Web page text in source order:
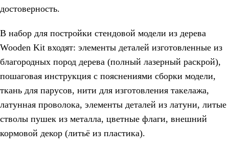
достоверность.
В набор для постройки стендовой модели из дерева
Wooden Kit входят: элементы деталей изготовленные из
благородных пород дерева (полный лазерный раскрой),
пошаговая инструкция с пояснениями сборки модели,
ткань для парусов, нити для изготовления такелажа,
латунная проволока, элементы деталей из латуни, литые
стволы пушек из металла, цветные флаги, внешний
кормовой декор (литьё из пластика).